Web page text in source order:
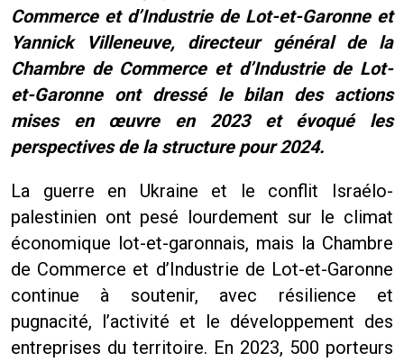
Commerce et d’Industrie de Lot-et-Garonne et
Yannick Villeneuve, directeur général de la
Chambre de Commerce et d’Industrie de Lot-
et-Garonne ont dressé le bilan des actions
mises en œuvre en 2023 et évoqué les
perspectives de la structure pour 2024.
La guerre en Ukraine et le conflit Israélo-
palestinien ont pesé lourdement sur le climat
économique lot-et-garonnais, mais la Chambre
de Commerce et d’Industrie de Lot-et-Garonne
continue à soutenir, avec résilience et
pugnacité, l’activité et le développement des
entreprises du territoire. En 2023, 500 porteurs